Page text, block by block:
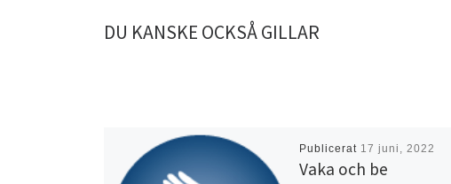
DU KANSKE OCKSÅ GILLAR
Publicerat 17 juni, 2022
Vaka och be